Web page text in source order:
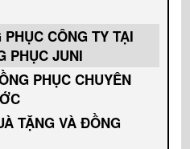
CÔNG TY TẠI
PHỤC JUNI
PHỤC CHUYÊN
TẶNG VÀ ĐỒNG